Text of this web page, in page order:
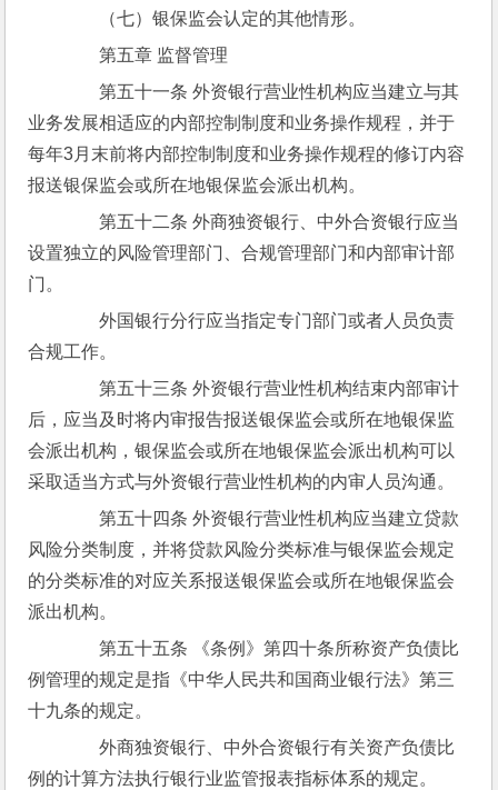
（七）银保监会认定的其他情形。
第五章 监督管理
第五十一条 外资银行营业性机构应当建立与其
业务发展相适应的内部控制制度和业务操作规程，并于
每年3月末前将内部控制制度和业务操作规程的修订内容
报送银保监会或所在地银保监会派出机构。
第五十二条 外商独资银行、中外合资银行应当
设置独立的风险管理部门、合规管理部门和内部审计部
门。
外国银行分行应当指定专门部门或者人员负责
合规工作。
第五十三条 外资银行营业性机构结束内部审计
后，应当及时将内审报告报送银保监会或所在地银保监
会派出机构，银保监会或所在地银保监会派出机构可以
采取适当方式与外资银行营业性机构的内审人员沟通。
第五十四条 外资银行营业性机构应当建立贷款
风险分类制度，并将贷款风险分类标准与银保监会规定
的分类标准的对应关系报送银保监会或所在地银保监会
派出机构。
第五十五条 《条例》第四十条所称资产负债比
例管理的规定是指《中华人民共和国商业银行法》第三
十九条的规定。
外商独资银行、中外合资银行有关资产负债比
例的计算方法执行银行业监管报表指标体系的规定。